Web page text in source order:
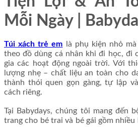
Mỗi Ngày |
Túi xách trẻ em là phụ kiện nhỏ
theo đồ dùng cá nhân khi đi học, đi
gia các hoạt động ngoài trời. Với
lượng nhẹ – chất liệu an toàn cho
thành thói quen gọn gàng, tự lập
cách riêng.
Tại Babydays, chúng tôi mang đến
trang cho bé trai và bé gái gồm